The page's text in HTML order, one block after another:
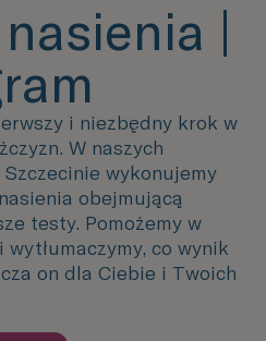
|
i niezbędny krok w
W naszych
wykonujemy
obejmującą
testy. Pomożemy w
co wynik
on dla Ciebie i Twoich